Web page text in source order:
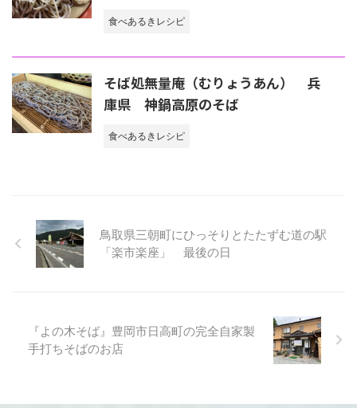
食べあるきレシピ
そば処無量庵（むりょうあん） 兵
庫県 神鍋高原のそば
食べあるきレシピ
鳥取県三朝町にひっそりとたたずむ道の駅
「楽市楽座」 最後の日
『よの木そば』豊岡市日高町の完全自家製
手打ちそばのお店